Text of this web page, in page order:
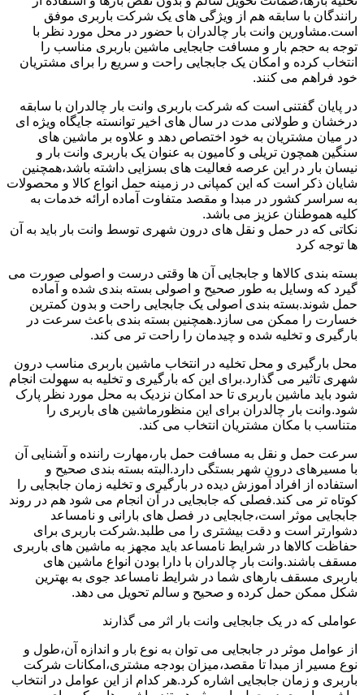
رانندگان با سابقه هم از ویژگی های یک شرکت باربری موفق
است.مشاورین وانت بار چالدران با حضور در محل مورد نظر با
توجه به حجم بار و مسافت جابجایی ماشین باربری مناسب را
انتخاب کرده و امکان یک جابجایی راحت و سریع را برای مشتریان
خود فراهم می کنند.
در پایان گفتنی است که شرکت باربری وانت بار چالدران با سابقه
درخشان و طولانی مدت در سال های اخیر توانسته جایگاه ویژه ای
در میان مشتریان به خود اختصاص دهد و علاوه بر ماشین های
سنگین همچون تریلی و کامیون به عنوان یک باربری وانت بار و
نیسان بار در این عرصه فعالیت های بسزایی داشته باشد،همچنین
شایان ذکر است که این کمپانی در زمینه حمل انواع کالا و محصولات
به سراسر کشور در مبدا و مقصد متفاوت آماده ارائه خدمات به
کلیه هموطنان عزیز می باشد.
نکاتی که در حمل و نقل های درون شهری توسط وانت بار باید به آن
ها توجه کرد
بسته بندی کالاها و جابجایی آن ها وقتی درست و اصولی صورت می
گیرد که وسایل به طور صحیح و اصولی بسته بندی شده و آماده
حمل شوند.بسته بندی اصولی یک جابجایی راحت و بدون کمترین
خسارت را ممکن می سازد.همچنین بسته بندی باعث سرعت در
بارگیری و تخلیه شده و چیدمان را راحت تر می کند.
محل بارگیری و محل تخلیه در انتخاب ماشین باربری مناسب درون
شهری تاثیر می گذارد.برای این که بارگیری و تخلیه به سهولت انجام
شود باید ماشین باربری تا حد امکان نزدیک به محل مورد نظر پارک
شود.وانت بار چالدران برای این منظورماشین های باربری را
متناسب با مکان مشتریان انتخاب می کند.
سرعت حمل و نقل به مسافت حمل بار،مهارت راننده و آشنایی آن
با مسیرهای درون شهر بستگی دارد.البته بسته بندی صحیح و
استفاده از افراد آموزش دیده در بارگیری و تخلیه زمان جابجایی را
کوتاه تر می کند.فصلی که جابجایی در آن انجام می شود هم در روند
جابجایی موثر است،جابجایی در فصل های بارانی و نامساعد
دشوارتر است و دقت بیشتری را می طلبد.شرکت باربری برای
حفاظت کالاها در شرایط نامساعد باید مجهز به ماشین های باربری
مسقف باشند.وانت بار چالدران با دارا بودن انواع ماشین های
باربری مسقف بارهای شما در شرایط نامساعد جوی به بهترین
شکل ممکن حمل کرده و صحیح و سالم تحویل می دهد.
عواملی که در یک جابجایی وانت بار اثر می گذارند
از عوامل موثر در جابجایی می توان به نوع بار و اندازه آن،طول و
نوع مسیر از مبدا تا مقصد،میزان بودجه مشتری،امکانات شرکت
باربری و زمان جابجایی اشاره کرد.هر کدام از این عوامل در انتخاب